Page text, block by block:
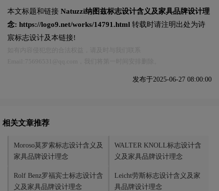
本文标题和链接 Natuzzi纳图兹标志设计含义及家具品牌设计理
念: https://logo9.net/works/14791.html 转载时请注明出处为诗
宸标志设计及本链接!
发布于2025-06-27 08:00:00
相关文章推荐
Moroso莫罗索标志设计含义及
家具品牌设计理念
WALTER KNOLL标志设计含
义及家具品牌设计理念
Rolf Benz罗福宾士标志设计含
义及家具品牌设计理念
Leicht劳斯标志设计含义及家
具品牌设计理念